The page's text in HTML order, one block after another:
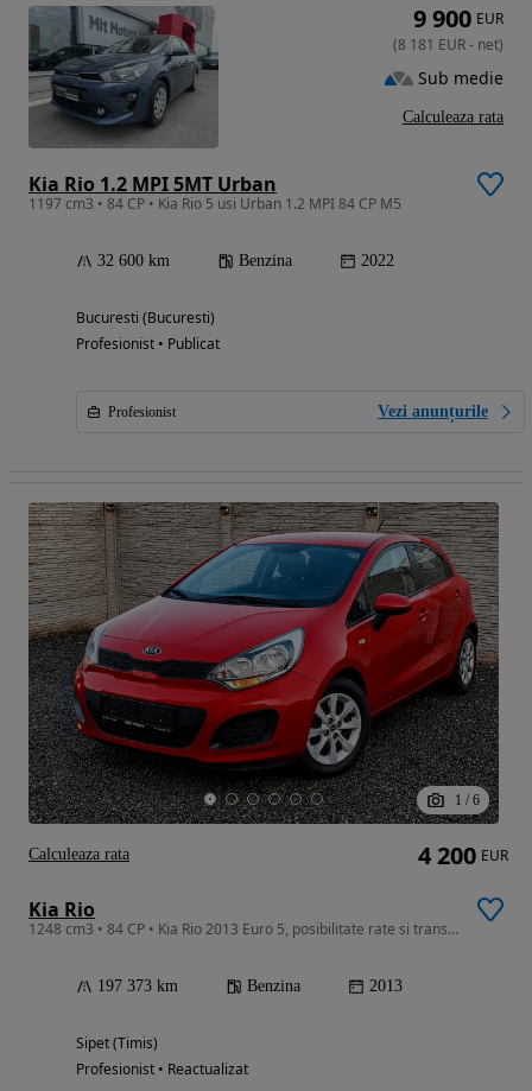
Kia Rio 1.2 MPI 5MT Urban
1197 cm3 • 84 CP • Kia Rio 5 usi Urban 1.2 MPI 84 CP M5
32 600 km Benzina 2022
Bucuresti (Bucuresti)
Profesionist • Publicat
Profesionist Vezi anunțurile
9 900 EUR
(8 181 EUR- net)
Sub medie
Calculeaza rata
1 / 6
Kia Rio
1248 cm3 • 84 CP • Kia Rio 2013 Euro 5, posibilitate rate si transport gratuit
197 373 km Benzina 2013
Sipet (Timis)
Profesionist • Reactualizat
4 200 EUR
Calculeaza rata